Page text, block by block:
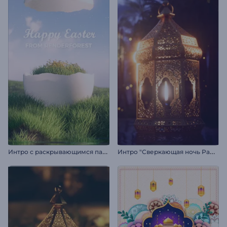
И
нтро с раскрывающимся пасхальным яйцом И
нтро "Сверкающая ночь Рамадана"